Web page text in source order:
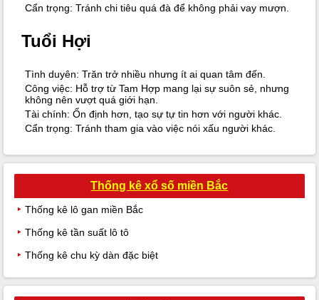
Cẩn trọng: Tránh chi tiêu quá đà để không phải vay mượn.
Tuổi Hợi
Tình duyên: Trăn trở nhiều nhưng ít ai quan tâm đến.
Công việc: Hỗ trợ từ Tam Hợp mang lại sự suôn sẻ, nhưng
không nên vượt quá giới hạn.
Tài chính: Ổn định hơn, tạo sự tự tin hơn với người khác.
Cẩn trọng: Tránh tham gia vào việc nói xấu người khác.
Thống kê xổ số miền Bắc
Thống kê lô gan miền Bắc
Thống kê tần suất lô tô
Thống kê chu kỳ dàn đặc biệt